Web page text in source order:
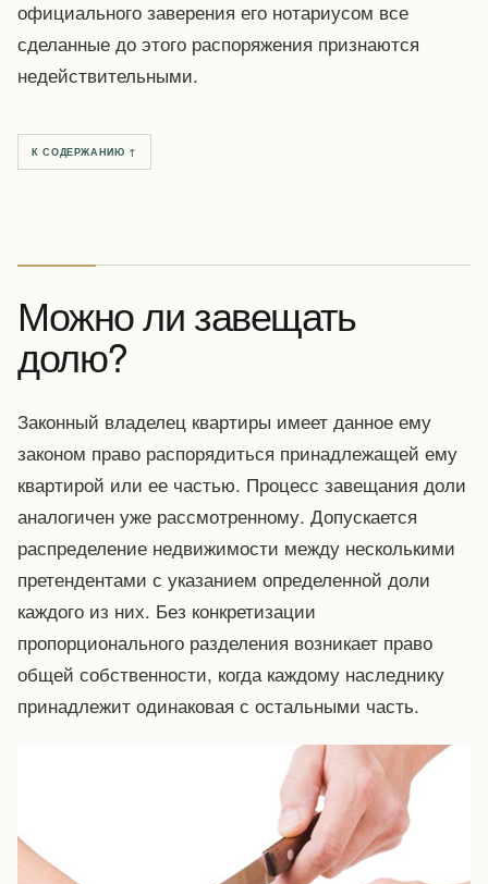
официального заверения его нотариусом все
сделанные до этого распоряжения признаются
недействительными.
К СОДЕРЖАНИЮ ↑
Можно ли завещать
долю?
Законный владелец квартиры имеет данное ему
законом право распорядиться принадлежащей ему
квартирой или ее частью. Процесс завещания доли
аналогичен уже рассмотренному. Допускается
распределение недвижимости между несколькими
претендентами с указанием определенной доли
каждого из них. Без конкретизации
пропорционального разделения возникает право
общей собственности, когда каждому наследнику
принадлежит одинаковая с остальными часть.